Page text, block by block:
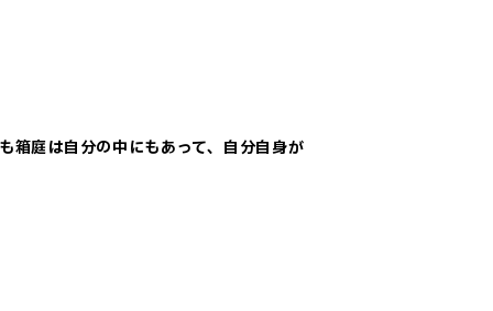
箱庭は自分の中にもあって、自分自身が